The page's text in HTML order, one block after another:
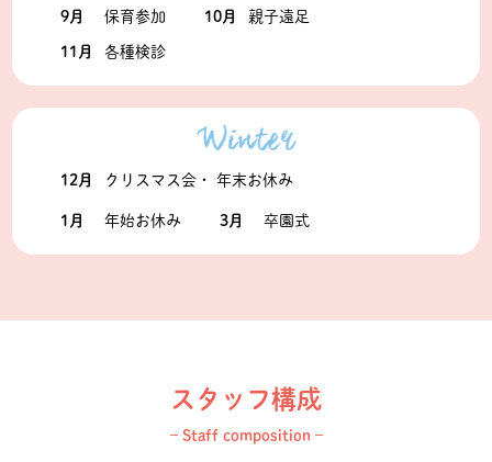
9月 保育参加 10月 親子遠足
11月 各種検診
12月 クリスマス会・ 年末お休み
1月 年始お休み 3月 卒園式
スタッフ構成
– Staff composition –